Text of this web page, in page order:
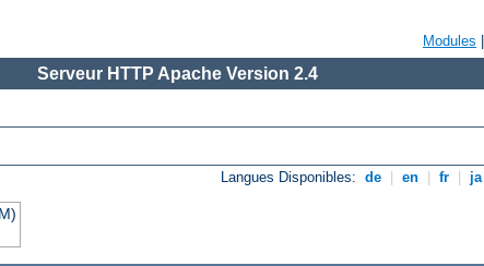
Modules
Serveur HTTP Apache Version 2.4
Langues Disponibles: de en fr ja